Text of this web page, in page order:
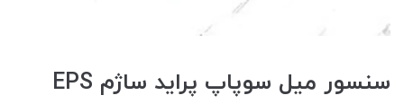
سنسور ميل سوپاپ پرايد ساژم EPS